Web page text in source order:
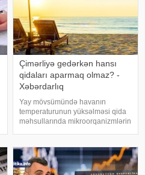
Çimərliyə gedərkən hansı
qidaları aparmaq olmaz? -
Xəbərdarlıq
Yay mövsümündə havanın
temperaturunun yüksəlməsi qida
məhsullarında mikroorqanizmlərin
Bu səbəbdən istirahətə və ya
piknikə gedərkən qida
təhlükəsizliy